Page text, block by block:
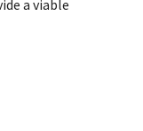
a viable